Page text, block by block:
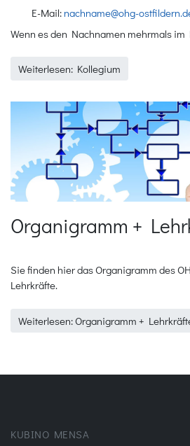
E-Mail: nachname@ohg-
Wenn es den Nachnamen mehrmals im
Weiterlesen: Kollegium
Organigramm +
Sie finden hier das Organigramm des
Lehrkräfte.
Weiterlesen: Organigramm +
KUBINO MENSA